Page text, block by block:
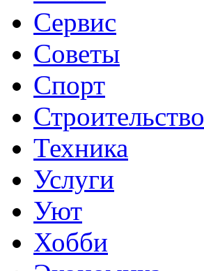
Сервис
Советы
Спорт
Строительство
Техника
Услуги
Уют
Хобби